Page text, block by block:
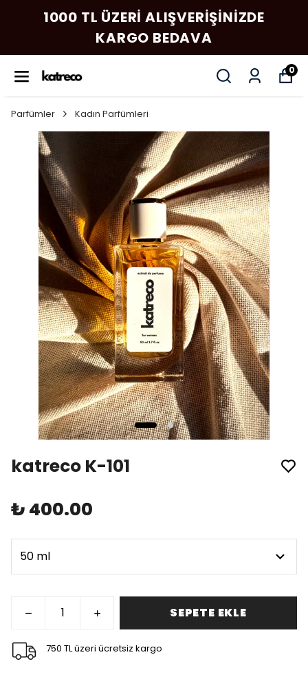
1000 TL ÜZERI ALIŞVERIŞINIZDE
KARGO BEDAVA
0
Parfümler Kadın Parfümleri
katreco K-101
₺ 400.00
SEPETE EKLE
750 TL üzeri ücretsiz kargo